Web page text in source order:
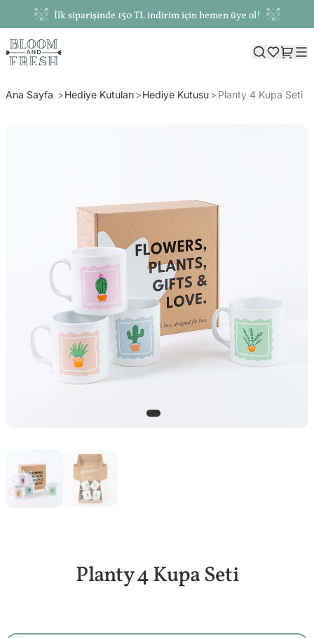
İlk siparişinde 150 TL indirim için hemen üye ol!
Ana Sayfa Hediye Kutuları Hediye Kutusu Planty 4 Kupa Seti
Planty 4 Kupa Seti